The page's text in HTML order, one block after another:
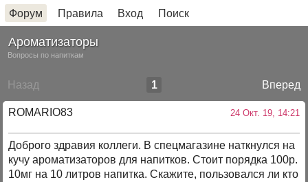
Форум Правила Вход Поиск
Ароматизаторы
Вопросы по напиткам
Назад Вперед
1
ROMARIO83 24 Окт. 19, 14:21
Доброго здравия коллеги. В спецмагазине наткнулся на
кучу ароматизаторов для напитков. Стоит порядка 100р.
10мг на 10 литров напитка. Скажите, пользовался ли кто